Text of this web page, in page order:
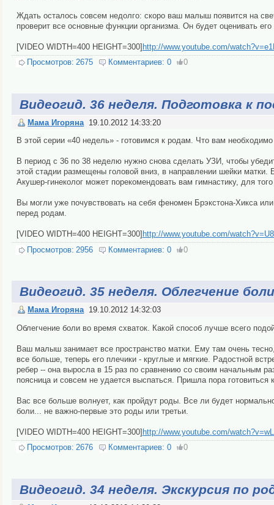
Ждать осталось совсем недолго: скоро ваш малыш появится на
проверит все основные функции организма. Он будет оценивать
[VIDEO WIDTH=400 HEIGHT=300]http://www.youtube.com/
Просмотров: 2675 Комментариев: 0 0
Видеогид. 36 неделя. Подготовка к
Мама Игоряна 19.10.2012 14:33:20
В этой серии «40 недель» - готовимся к родам. Что вам
В период с 36 по 38 неделю нужно снова сделать УЗИ, чтобы
этой стадии размещены головой вниз, в направлении шейки
Акушер-гинеколог может порекомендовать вам гимнастику, для
Вы могли уже почувствовать на себя феномен Брэкстона-Хикса
перед родам.
[VIDEO WIDTH=400 HEIGHT=300] http://www.youtube.com/
Просмотров: 2956 Комментариев: 0 0
Видеогид. 35 неделя. Облегчение
Мама Игоряна 19.10.2012 14:32:03
Облегчение боли во время схваток. Какой способ лучше всего
Ваш малыш занимает все пространство матки. Ему там очень
все больше, теперь его плечики - круглые и мягкие. Радостной
ребер -- она выросла в 15 раз по сравнению со своим начальным
поясница и совсем не удается выспаться. Пришла пора готовиться
Вас все больше волнует, как пройдут роды. Все ли будет
боли... не важно-первые это роды или третьи.
[VIDEO WIDTH=400 HEIGHT=300] http://www.youtube.com/
Просмотров: 2676 Комментариев: 0 0
Видеогид. 34 неделя. Экскурсия по